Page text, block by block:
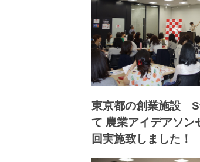
東京都の創業施設
て 農業アイデアソ
回実施致しました！